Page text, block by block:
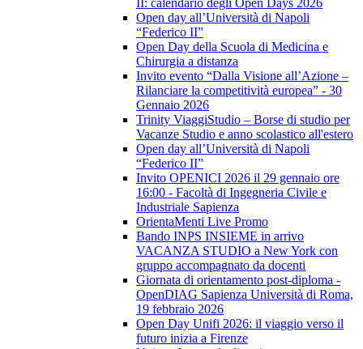
II: calendario degli Open Days 2026
Open day all’Università di Napoli
“Federico II”
Open Day della Scuola di Medicina e
Chirurgia a distanza
Invito evento “Dalla Visione all’Azione –
Rilanciare la competitività europea” - 30
Gennaio 2026
Trinity ViaggiStudio – Borse di studio per
Vacanze Studio e anno scolastico all'estero
Open day all’Università di Napoli
“Federico II”
Invito OPENICI 2026 il 29 gennaio ore
16:00 - Facoltà di Ingegneria Civile e
Industriale Sapienza
OrientaMenti Live Promo
Bando INPS INSIEME in arrivo
VACANZA STUDIO a New York con
gruppo accompagnato da docenti
Giornata di orientamento post-diploma -
OpenDIAG Sapienza Università di Roma,
19 febbraio 2026
Open Day Unifi 2026: il viaggio verso il
futuro inizia a Firenze